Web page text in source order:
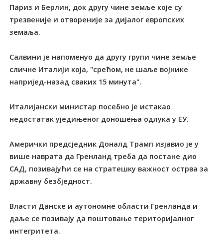
Париз и Берлин, док другу чине земље које су
трезвеније и отвореније за дијалог европских
земаља.
Салвини је напоменуо да другу групи чине земље
сличне Италији која, "срећом, не шаље војнике
напријед-назад сваких 15 минута".
Италијански министар посебно је истакао
недостатак уједињеног доношења одлука у ЕУ.
Амерички предсједник Доналд Трамп изјавио је у
више наврата да Гренланд треба да постане дио
САД, позивајући се на стратешку важност острва за
државну безбједност.
Власти Данске и аутономне области Гренланда и
даље се позивају да поштовање територијалног
интегритета.